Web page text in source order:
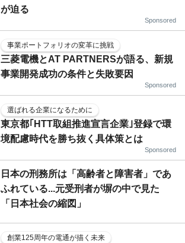
が迫る
Sponsored
事業ポートフォリオの変革に挑戦
三菱電機とAT PARTNERSが語る、新規
事業開発成功の条件と失敗要因
Sponsored
選ばれる企業になるために
東京都｢HTT取組推進宣言企業｣登録で環
境配慮時代を勝ち抜く具体策とは
Sponsored
日本の刑務所は「高齢者と障害者」であ
ふれている...元受刑者が塀の中で見た
「日本社会の縮図」
創業125周年の電通が描く未来